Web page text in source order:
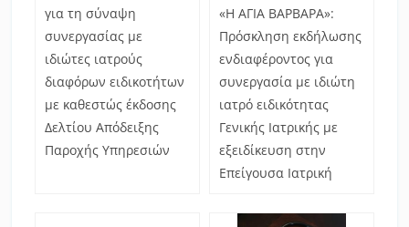
για τη σύναψη
συνεργασίας με
ιδιώτες ιατρούς
διαφόρων ειδικοτήτων
με καθεστώς έκδοσης
Δελτίου Απόδειξης
Παροχής Υπηρεσιών
«Η ΑΓΙΑ ΒΑΡΒΑΡΑ»:
Πρόσκληση εκδήλωσης
ενδιαφέροντος για
συνεργασία με ιδιώτη
ιατρό ειδικότητας
Γενικής Ιατρικής με
εξειδίκευση στην
Επείγουσα Ιατρική